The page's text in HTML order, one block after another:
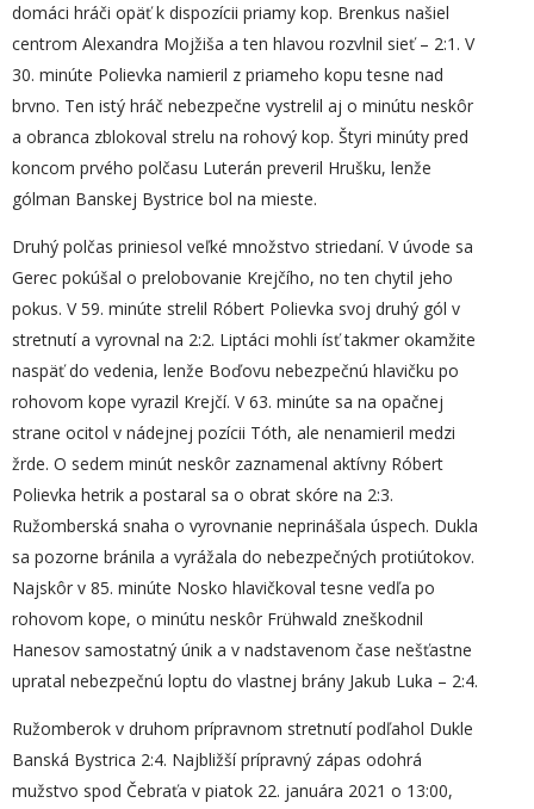
domáci hráči opäť k dispozícii priamy kop. Brenkus našiel
centrom Alexandra Mojžiša a ten hlavou rozvlnil sieť – 2:1. V
30. minúte Polievka namieril z priameho kopu tesne nad
brvno. Ten istý hráč nebezpečne vystrelil aj o minútu neskôr
a obranca zblokoval strelu na rohový kop. Štyri minúty pred
koncom prvého polčasu Luterán preveril Hrušku, lenže
gólman Banskej Bystrice bol na mieste.
Druhý polčas priniesol veľké množstvo striedaní. V úvode sa
Gerec pokúšal o prelobovanie Krejčího, no ten chytil jeho
pokus. V 59. minúte strelil Róbert Polievka svoj druhý gól v
stretnutí a vyrovnal na 2:2. Liptáci mohli ísť takmer okamžite
naspäť do vedenia, lenže Boďovu nebezpečnú hlavičku po
rohovom kope vyrazil Krejčí. V 63. minúte sa na opačnej
strane ocitol v nádejnej pozícii Tóth, ale nenamieril medzi
žrde. O sedem minút neskôr zaznamenal aktívny Róbert
Polievka hetrik a postaral sa o obrat skóre na 2:3.
Ružomberská snaha o vyrovnanie neprinášala úspech. Dukla
sa pozorne bránila a vyrážala do nebezpečných protiútokov.
Najskôr v 85. minúte Nosko hlavičkoval tesne vedľa po
rohovom kope, o minútu neskôr Frühwald zneškodnil
Hanesov samostatný únik a v nadstavenom čase nešťastne
upratal nebezpečnú loptu do vlastnej brány Jakub Luka – 2:4.
Ružomberok v druhom prípravnom stretnutí podľahol Dukle
Banská Bystrica 2:4. Najbližší prípravný zápas odohrá
mužstvo spod Čebraťa v piatok 22. januára 2021 o 13:00,